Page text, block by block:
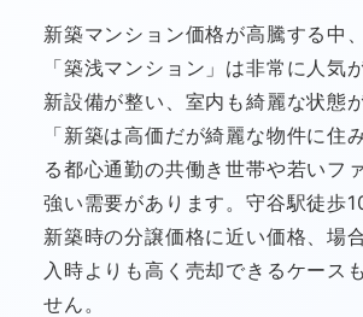
新築マンション価格が高騰する中
「築浅マンション」は非常に人気
新設備が整い、室内も綺麗な状態
「新築は高価だが綺麗な物件に住
る都心通勤の共働き世帯や若いフ
強い需要があります。守谷駅徒歩
新築時の分譲価格に近い価格、場
入時よりも高く売却できるケース
せん。